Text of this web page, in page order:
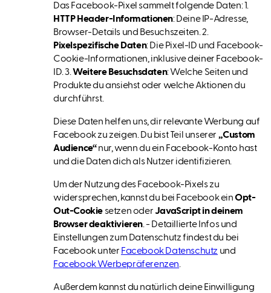
Das Facebook-Pixel sammelt folgende Daten: 1.
HTTP Header-Informationen: Deine IP-Adresse,
Browser-Details und Besuchszeiten. 2.
Pixelspezifische Daten: Die Pixel-ID und Facebook-
Cookie-Informationen, inklusive deiner Facebook-
ID. 3.Weitere Besuchsdaten: Welche Seiten und
Produkte du ansiehst oder welche Aktionen du
durchführst.
Diese Daten helfen uns, dir relevante Werbung auf
Facebook zu zeigen. Du bist Teil unserer „Custom
Audience“nur, wenn du ein Facebook-Konto hast
und die Daten dich als Nutzer identifizieren.
Um der Nutzung des Facebook-Pixels zu
widersprechen, kannst du bei Facebook einOpt-
Out-Cookie setzen oderJavaScript in deinem
Browser deaktivieren. - Detaillierte Infos und
Einstellungen zum Datenschutz findest du bei
Facebook unter Facebook Datenschutz und
Facebook Werbepräferenzen.
Außerdem kannst du natürlich deine Einwilligung